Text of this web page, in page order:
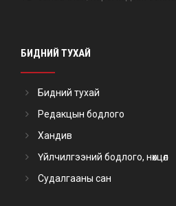
БИДНИЙ ТУХАЙ
Бидний тухай
Редакцын бодлого
Хандив
Үйлчилгээний бодлого, нөхцөл
Судалгааны сан